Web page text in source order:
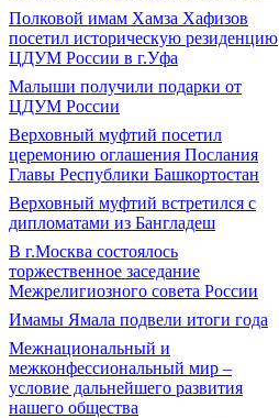
Полковой имам Хамза Хафизов
посетил историческую резиденцию
ЦДУМ России в г.Уфа
Малыши получили подарки от
ЦДУМ России
Верховный муфтий посетил
церемонию оглашения Послания
Главы Республики Башкортостан
Верховный муфтий встретился с
дипломатами из Бангладеш
В г.Москва состоялось
торжественное заседание
Межрелигиозного совета России
Имамы Ямала подвели итоги года
Межнациональный и
межконфессиональный мир –
условие дальнейшего развития
нашего общества